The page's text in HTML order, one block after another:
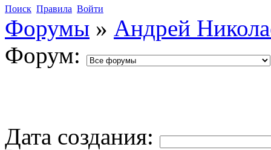
Поиск Правила Войти
Форумы » Андрей
Форум:
Дата создания: